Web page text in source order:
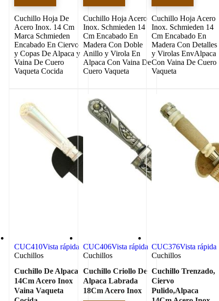
Cuchillo Hoja De
Acero Inox. 14 Cm
Marca Schmieden
Encabado En Ciervo
y Copas De Alpaca y
Vaina De Cuero
Vaqueta Cocida
Cuchillo Hoja Acero
Inox. Schmieden 14
Cm Encabado En
Madera Con Doble
Anillo y Virola En
Alpaca Con Vaina De
Cuero Vaqueta
Cuchillo Hoja Acero
Inox. Schmieden 14
Cm Encabado En
Madera Con Detalles
y Virolas EnvAlpaca
Con Vaina De Cuero
Vaqueta
CUC410Vista rápida
Cuchillos
Cuchillo De Alpaca
14Cm Acero Inox
Vaina Vaqueta
CUC406Vista rápida
Cuchillos
Cuchillo Criollo De
Alpaca Labrada
18Cm Acero Inox
CUC376Vista rápida
Cuchillos
Cuchillo Trenzado,
Ciervo
Pulido,Alpaca